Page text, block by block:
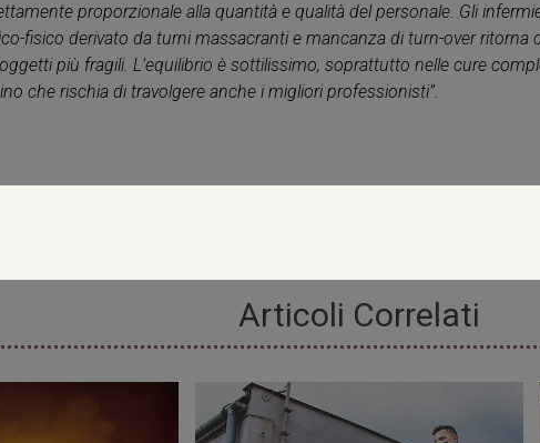
proporzionale alla quantità e qualità del personale. Gli
fisico derivato da turni massacranti e mancanza di turn-over
più fragili. L’equilibrio è sottilissimo, soprattutto nelle cure
che rischia di travolgere anche i migliori professionisti”.
Articoli Correlati